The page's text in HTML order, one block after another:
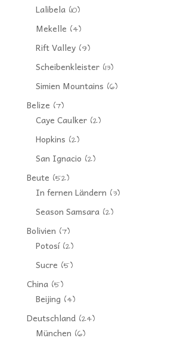
Lalibela(10)
Mekelle (4)
Rift Valley(9)
Scheibenkleister(13)
Simien Mountains (6)
Belize (7)
Caye Caulker(2)
Hopkins (2)
San Ignacio (2)
Beute (52)
In fernen Ländern (3)
Season Samsara(2)
Bolivien (7)
Potosí(2)
Sucre (5)
China(5)
Beijing (4)
Deutschland(24)
München (6)